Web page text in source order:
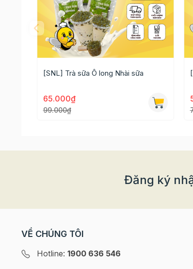
Siro đường
Trân châu đen
Trân châu trắng
Với set nguyên liệu này bạn sẽ làm ra
Cách pha Trà sữa dâu tây như
Bước 1: Pha cốt trà sữa
[SNL] Trà sữa Ô long Nhài sữa
65.000₫
99.000₫
Đăng ký
VỀ CHÚNG TÔI
Hotline: 1900 636 546